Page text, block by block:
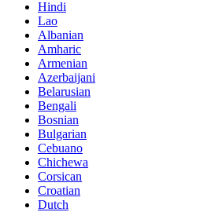
Hindi
Lao
Albanian
Amharic
Armenian
Azerbaijani
Belarusian
Bengali
Bosnian
Bulgarian
Cebuano
Chichewa
Corsican
Croatian
Dutch